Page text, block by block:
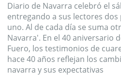
Diario de Navarra celebró el
entregando a sus lectores
uno. Al de cada día se suma
Navarra'. En el 40 aniversario
Fuero, los testimonios de
hace 40 años reflejan los
navarra y sus expectativas
de
imágenes